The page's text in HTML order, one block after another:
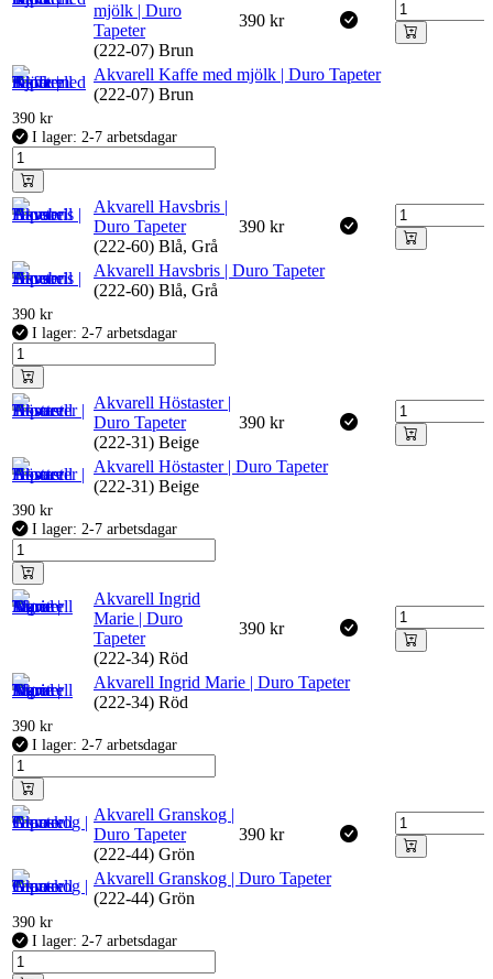
mjölk | Duro
Tapeter
(222-07) Brun
390 kr
Akvarell Kaffe med mjölk | Duro Tapeter
(222-07) Brun
390 kr
I lager: 2-7 arbetsdagar
Akvarell Havsbris |
Duro Tapeter
(222-60) Blå, Grå
390 kr
Akvarell Havsbris | Duro Tapeter
(222-60) Blå, Grå
390 kr
I lager: 2-7 arbetsdagar
Akvarell Höstaster |
Duro Tapeter
(222-31) Beige
390 kr
Akvarell Höstaster | Duro Tapeter
(222-31) Beige
390 kr
I lager: 2-7 arbetsdagar
Akvarell Ingrid
Marie | Duro
Tapeter
(222-34) Röd
390 kr
Akvarell Ingrid Marie | Duro Tapeter
(222-34) Röd
390 kr
I lager: 2-7 arbetsdagar
Akvarell Granskog |
Duro Tapeter
(222-44) Grön
390 kr
Akvarell Granskog | Duro Tapeter
(222-44) Grön
390 kr
I lager: 2-7 arbetsdagar